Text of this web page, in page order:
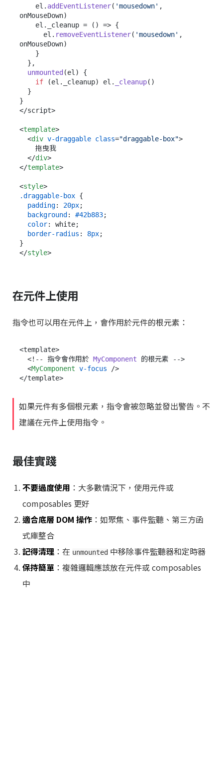
    el.
addEventListener( 'mousedown' ,
onMouseDown)
    el.
_cleanup = () => {
      el.
removeEventListener( 'mousedown' ,
onMouseDown)
unmounted (el ) {
if (el. _cleanup) el. _cleanup()
}
</script>
<template>
<div v-draggable class="draggable-box">
</div>
</template>
<style>
.draggable-box {
padding: 20px;
background : #42b883;
color: white;
border-radius : 8px;
</style>
在元件上使用
指令也可以用在元件上，會作用於元件的根元素：
<template>
  <!-- 指令會作用於
MyComponent 的根元素 -->
<MyComponent v-focus />
如果元件有多個根元素，指令會被忽略並發出警告。不
建議在元件上使用指令。
最佳實踐
不要過度使用 ：大多數情況下，使用元件或
composables 更好
適合底層 DOM 操作 ：如聚焦、事件監聽、第三方函
式庫整合
記得清理 ：在 unmounted 中移除事件監聽器和定時器
保持簡單 ：複雜邏輯應該放在元件或 composables
中